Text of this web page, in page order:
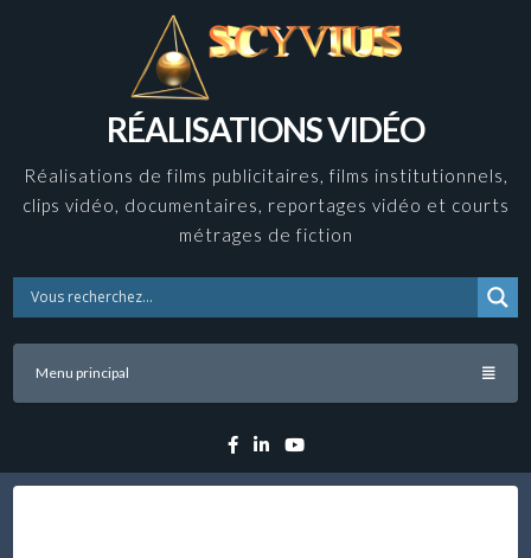
RÉALISATIONS VIDÉO
Réalisations de films publicitaires, films institutionnels,
clips vidéo, documentaires, reportages vidéo et courts
métrages de fiction
Menu principal
Facebook
LinkedinYouTube